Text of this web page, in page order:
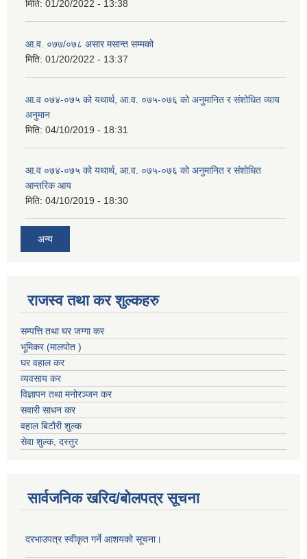
मिति: 01/20/2022 - 13:38
आ.व. ०७७/०७८ असार मसान्त सम्मको
मिति: 01/20/2022 - 13:37
आ.व ०७४-०७५ को यथार्थ, आ.व. ०७५-०७६ को अनुमानित र संशोधित व्याय
अनुमान
मिति: 04/10/2019 - 18:31
आ.व ०७४-०७५ को यथार्थ, आ.व. ०७५-०७६ को अनुमानित र संशोधित
आन्तरिक आय
मिति: 04/10/2019 - 18:30
अन्य
राजस्व तथा कर शुल्कहरु
सम्पत्ति तथा घर जग्गा कर
भूमिकर (मालपोत )
घर वहाल कर
व्यवसाय कर
विज्ञापन तथा मनोरञ्जन कर
सवारी साधन कर
वहाल बिटौरी शुल्क
सेवा शुल्क, दस्तुर
सार्वजनिक खरिद/बोलपत्र सूचना
दरभाउपत्र स्वीकृत गर्ने आशयको सूचना।